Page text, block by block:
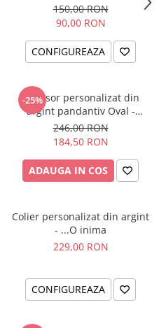
150,00 RON
90,00 RON
CONFIGUREAZA
-25%
Lantisor personalizat din
argint pandantiv Oval -
Catwoman
246,00 RON
184,50 RON
ADAUGA IN COS
Colier personalizat din argint
- ...O inima
229,00 RON
CONFIGUREAZA